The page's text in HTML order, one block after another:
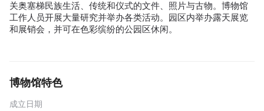
关奥塞梯民族生活、传统和仪式的文件、照片与古物。博物馆
工作人员开展大量研究并举办各类活动。园区内举办露天展览
和展销会，并可在色彩缤纷的公园区休闲。
博物馆特色
成立日期